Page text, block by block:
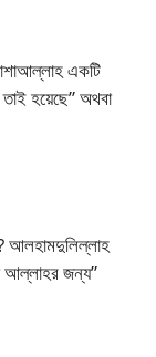
হয়েছে” অথবা
আল্লাহর জন্য”